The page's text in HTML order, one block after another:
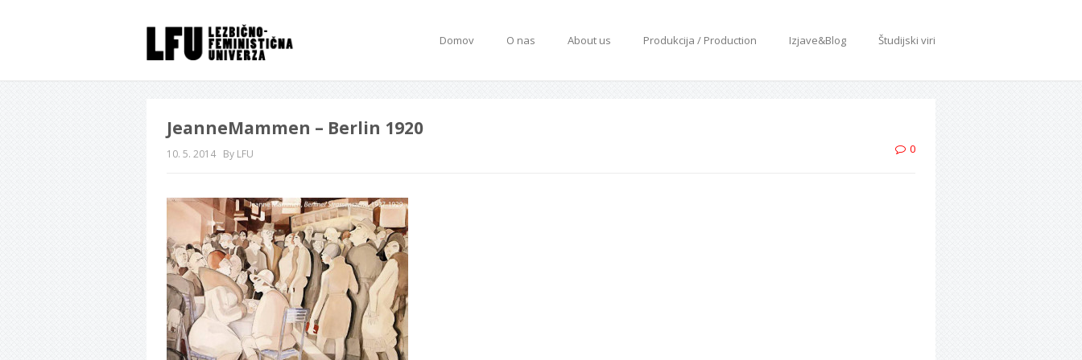
Domov O nas About us Produkcija / Production Izjave&Blog Študijski viri
JeanneMammen – Berlin 1920
10. 5. 2014 By LFU 0